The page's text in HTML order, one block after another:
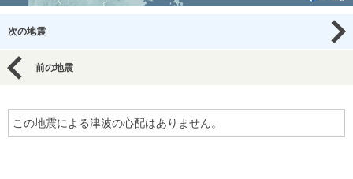
次の地震
前の地震
この地震による津波の心配はありません。